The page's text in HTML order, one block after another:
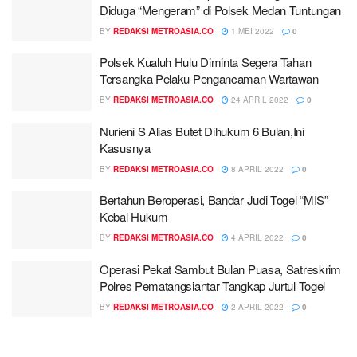
Diduga “Mengeram” di Polsek Medan Tuntungan
BY REDAKSI METROASIA.CO 1 MEI 2022 0
Polsek Kualuh Hulu Diminta Segera Tahan
Tersangka Pelaku Pengancaman Wartawan
BY REDAKSI METROASIA.CO 24 APRIL 2022 0
Nurieni S Alias Butet Dihukum 6 Bulan,Ini
Kasusnya
BY REDAKSI METROASIA.CO 8 APRIL 2022 0
Bertahun Beroperasi, Bandar Judi Togel “MIS”
Kebal Hukum
BY REDAKSI METROASIA.CO 4 APRIL 2022 0
Operasi Pekat Sambut Bulan Puasa, Satreskrim
Polres Pematangsiantar Tangkap Jurtul Togel
BY REDAKSI METROASIA.CO 2 APRIL 2022 0